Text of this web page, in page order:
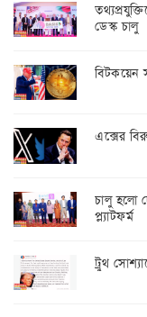
ডেস্ক চালু
বিটকয়েন
এক্সের
চালু হলো
প্ল্যাটফর্ম
ট্রুথ